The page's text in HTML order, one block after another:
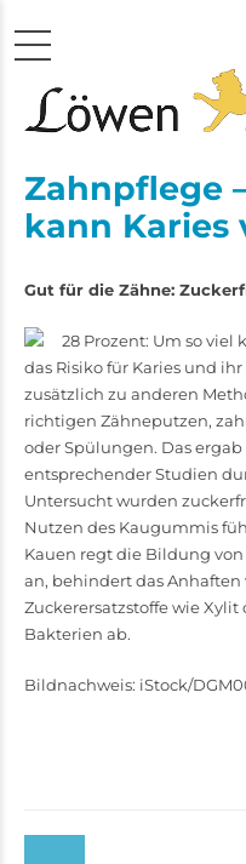
Zahnpflege
kann Karies
Gut für die Zähne:
28 Prozent: Um so
das Risiko für Karies und
zusätzlich zu anderen
richtigen Zähneputzen,
oder Spülungen. Das
entsprechender Studien
Untersucht wurden
Nutzen des Kaugummis
Kauen regt die Bildung
an, behindert das
Zuckerersatzstoffe wie
Bakterien ab.
Bildnachweis: iStock/